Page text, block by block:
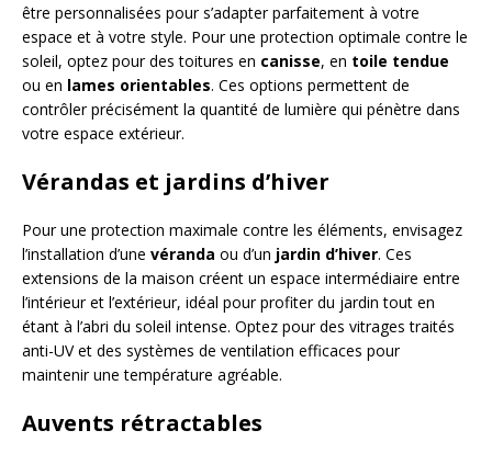
être personnalisées pour s’adapter parfaitement à votre
espace et à votre style. Pour une protection optimale contre le
soleil, optez pour des toitures en canisse, en toile tendue
ou en lames orientables. Ces options permettent de
contrôler précisément la quantité de lumière qui pénètre dans
votre espace extérieur.
Vérandas et jardins d’hiver
Pour une protection maximale contre les éléments, envisagez
l’installation d’une véranda ou d’un jardin d’hiver. Ces
extensions de la maison créent un espace intermédiaire entre
l’intérieur et l’extérieur, idéal pour profiter du jardin tout en
étant à l’abri du soleil intense. Optez pour des vitrages traités
anti-UV et des systèmes de ventilation efficaces pour
maintenir une température agréable.
Auvents rétractables